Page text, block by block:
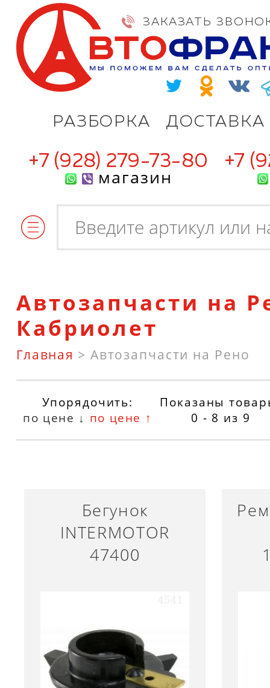
РАЗБОРКА ДОСТАВКА
ЗАКАЗАТЬ
+7 (928) 279-73-80
магазин
+7
Автозапчасти на
Кабриолет
Главная > Автозапчасти на Рено
Упорядочить:
по цене ↓ по цене ↑
Показаны
0 - 8 из 9
Бегунок
INTERMOTOR
47400